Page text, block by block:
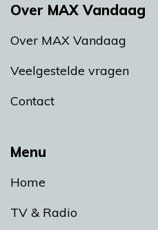
Menu
Home
TV & Radio
Over MAX Vandaag
Over MAX Vandaag
Veelgestelde vragen
Contact